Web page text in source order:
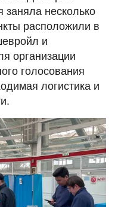
заняла несколько
расположили в
и
организации
голосования
логистика и